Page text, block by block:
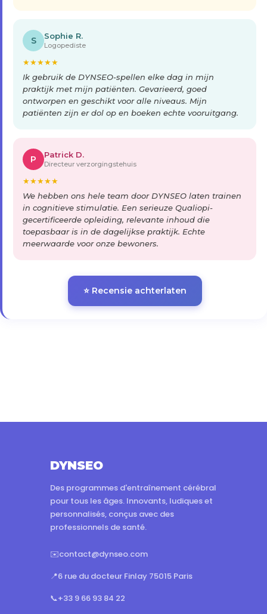
S Sophie R.
Logopediste
★★★★★
Ik gebruik de DYNSEO-spellen elke dag in mijn
praktijk met mijn patiënten. Gevarieerd, goed
ontworpen en geschikt voor alle niveaus. Mijn
patiënten zijn er dol op en boeken echte vooruitgang.
P Patrick D.
Directeur verzorgingstehuis
★★★★★
We hebben ons hele team door DYNSEO laten trainen
in cognitieve stimulatie. Een serieuze Qualiopi-
gecertificeerde opleiding, relevante inhoud die
toepasbaar is in de dagelijkse praktijk. Echte
meerwaarde voor onze bewoners.
⭐ Recensie achterlaten
DYNSEO
Des programmes d'entraînement cérébral
pour tous les âges. Innovants, ludiques et
personnalisés, conçus avec des
professionnels de santé.
✉️contact@dynseo.com
📍6 rue du docteur Finlay 75015 Paris
📞+33 9 66 93 84 22